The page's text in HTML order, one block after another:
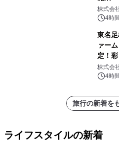
株式会
4時
東名
ァー
定！
株式会
4時
旅行の新着を
ライフスタイルの新着